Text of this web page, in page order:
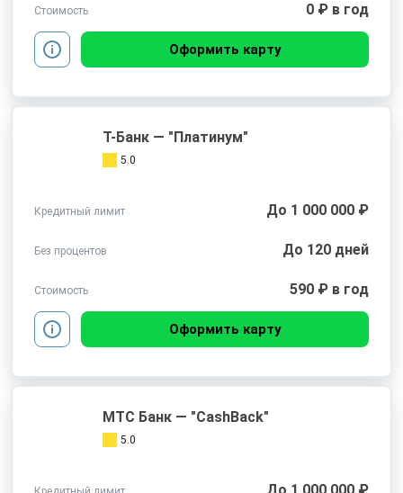
Стоимость 0 ₽ в год
Оформить карту
Т-Банк — "Платинум"
5.0
Кредитный лимит До 1 000 000 ₽
Без процентов До 120 дней
Стоимость 590 ₽ в год
Оформить карту
МТС Банк — "CashBack"
5.0